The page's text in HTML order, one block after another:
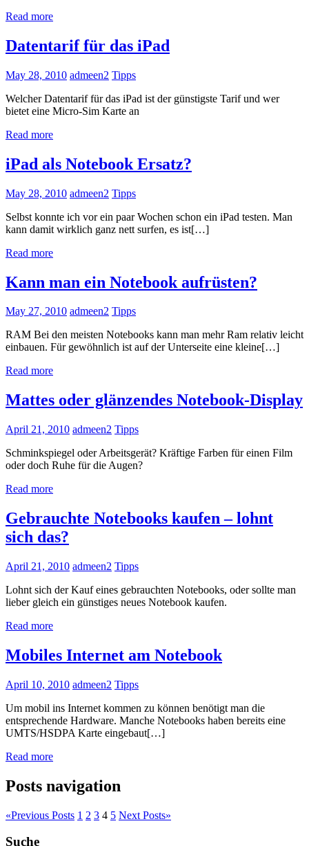
Read more
Datentarif für das iPad
May 28, 2010 admeen2 Tipps
Welcher Datentarif für das iPad ist der günstigste Tarif und wer
bietet eine Micro-Sim Karte an
Read more
iPad als Notebook Ersatz?
May 28, 2010 admeen2 Tipps
Selbst konnte ich vor ein paar Wochen schon ein iPad testen. Man
kann damit wirklich ganz nett surfen, es ist[…]
Read more
Kann man ein Notebook aufrüsten?
May 27, 2010 admeen2 Tipps
RAM Bei den meisten Notebooks kann man mehr Ram relativ leicht
einbauen. Für gewöhnlich ist auf der Unterseite eine kleine[…]
Read more
Mattes oder glänzendes Notebook-Display
April 21, 2010 admeen2 Tipps
Schminkspiegel oder Arbeitsgerät? Kräftige Farben für einen Film
oder doch Ruhe für die Augen?
Read more
Gebrauchte Notebooks kaufen – lohnt
sich das?
April 21, 2010 admeen2 Tipps
Lohnt sich der Kauf eines gebrauchten Notebooks, oder sollte man
lieber gleich ein günstiges neues Notebook kaufen.
Read more
Mobiles Internet am Notebook
April 10, 2010 admeen2 Tipps
Um mobil ins Internet kommen zu können benötigt man die
entsprechende Hardware. Manche Notebooks haben bereits eine
UMTS/HSDPA Karte eingebaut[…]
Read more
Posts navigation
«Previous Posts 1 2 3 4 5 Next Posts»
Suche